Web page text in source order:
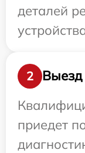
деталей
2
Выезд
приедет